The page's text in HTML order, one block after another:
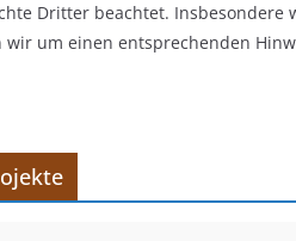
Dritter beachtet. Insbesondere
um einen entsprechenden